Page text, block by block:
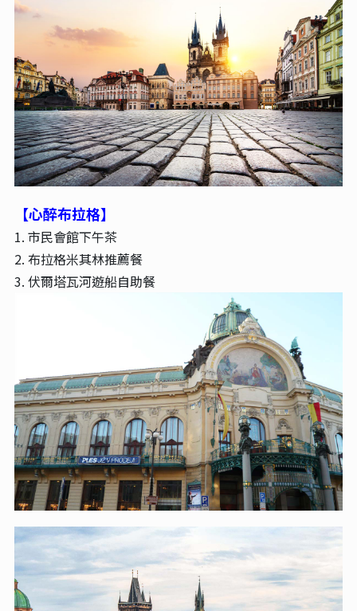
【心醉布拉格】
1. 市民會館下午茶
2. 布拉格米其林推薦餐
3. 伏爾塔瓦河遊船自助餐